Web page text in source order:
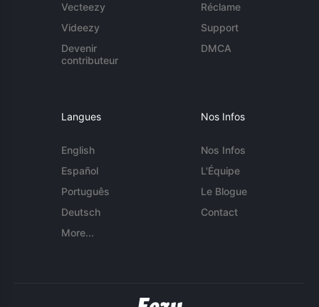
Vecteezy
Videezy
Devenir
contributeur
Réclame
Support
DMCA
Langues
English
Español
Português
Deutsch
More...
Nos Infos
Nos Infos
L'Équipe
Le Blogue
Contact